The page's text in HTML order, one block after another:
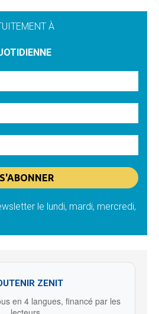
À
le lundi, mardi, mercredi,
ZENIT
en 4 langues, financé par les